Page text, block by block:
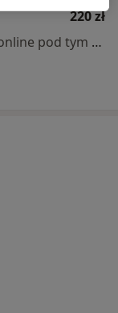
220 zł
Specjalista nie oferuje umawiania online pod tym adresem.